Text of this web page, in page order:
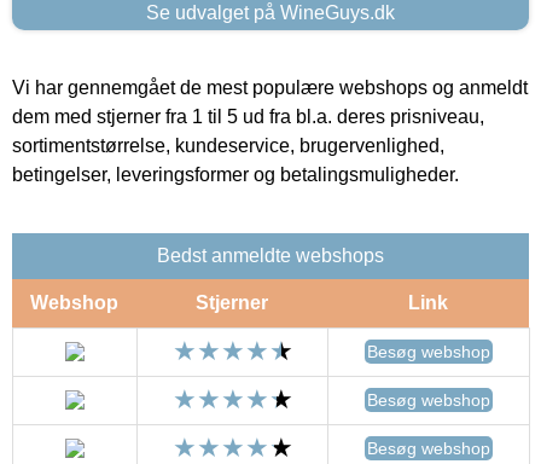
Se udvalget på WineGuys.dk
Vi har gennemgået de mest populære webshops og anmeldt
dem med stjerner fra 1 til 5 ud fra bl.a. deres prisniveau,
sortimentstørrelse, kundeservice, brugervenlighed,
betingelser, leveringsformer og betalingsmuligheder.
Bedst anmeldte webshops
Webshop Stjerner Link
Besøg webshop
Besøg webshop
Besøg webshop